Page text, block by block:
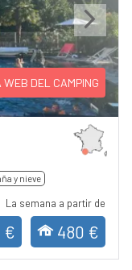
Next
WEB DEL CAMPING
y nieve
La semana a partir de
€ 480 €